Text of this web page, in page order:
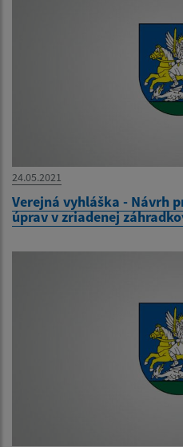
24.05.2021
Verejná vyhláška - Návrh
úprav v zriadenej